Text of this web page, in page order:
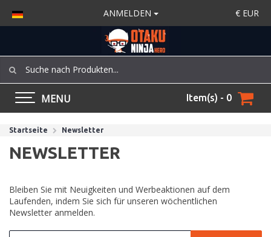
ANMELDEN € EUR
MENU Item(s) - 0
Startseite Newsletter
NEWSLETTER
Bleiben Sie mit Neuigkeiten und Werbeaktionen auf dem
Laufenden, indem Sie sich für unseren wöchentlichen
Newsletter anmelden.